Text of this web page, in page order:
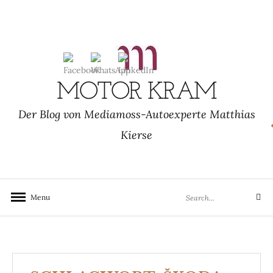
MOTOR KRAM
Der Blog von Mediamoss-Autoexperte Matthias
Kierse
Menu
for:
Search